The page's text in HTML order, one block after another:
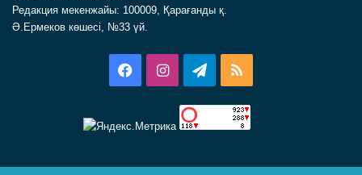
Редакция мекенжайы: 100009, Қарағанды қ.
Ә.Ермеков көшесі, №33 үй.
FacebookInstagramTelegram